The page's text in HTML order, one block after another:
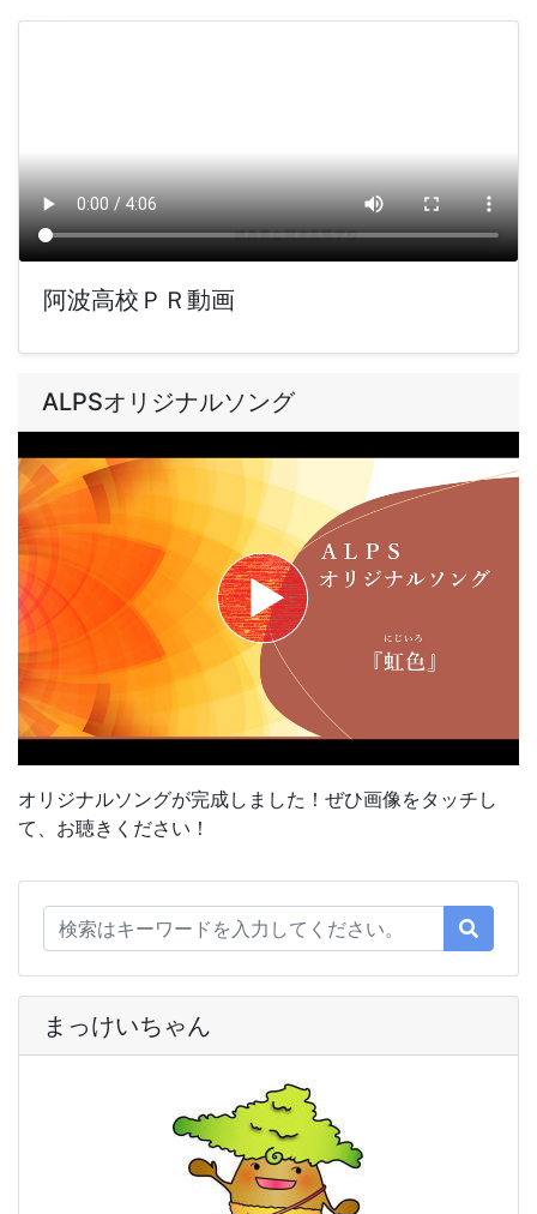
阿波高校ＰＲ動画
ALPSオリジナルソング
オリジナルソングが完成しました！ぜひ画像をタッチし
て、お聴きください！
まっけいちゃん